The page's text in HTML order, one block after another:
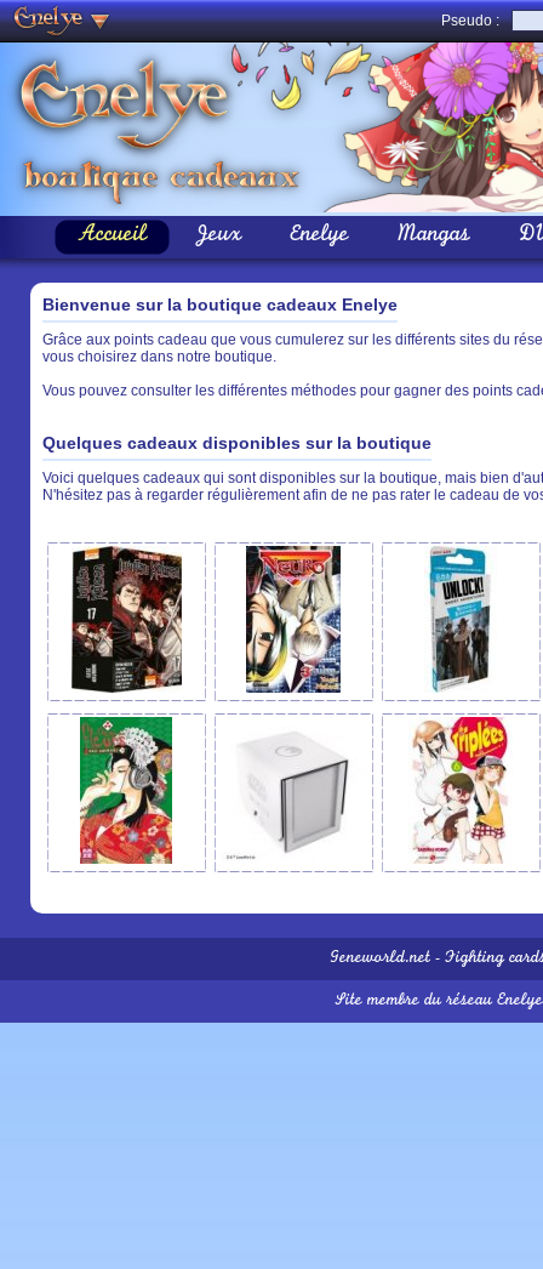
Pseudo :
Accueil Jeux Enelye Mangas
Bienvenue sur la boutique cadeaux Enelye
Grâce aux points cadeau que vous cumulerez sur les différents sites du
vous choisirez dans notre boutique.
Vous pouvez consulter les différentes méthodes pour gagner des points
Quelques cadeaux disponibles sur la boutique
Voici quelques cadeaux qui sont disponibles sur la boutique, mais bien
N'hésitez pas à regarder régulièrement afin de ne pas rater le cadeau de
Geneworld.net - Fighting
Site membre du réseau Enelye